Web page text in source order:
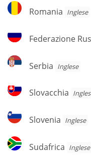
Romania
Romania Inglese
Federazione
Russa
Federazione
Serbia
Serbia Inglese
Slovacchia
Slovacchia
Slovenia
Slovenia Inglese
Sudafrica
Sudafrica Inglese